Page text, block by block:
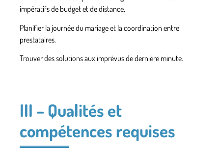
impératifs de budget et de distance.
Planifier la journée du mariage et la coordination entre
prestataires.
Trouver des solutions aux imprévus de dernière minute.
III – Qualités et
compétences requises